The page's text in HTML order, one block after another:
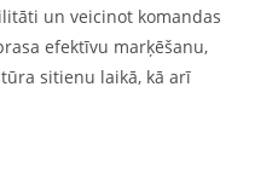
un veicinot komandas
efektīvu marķēšanu,
sitienu laikā, kā arī